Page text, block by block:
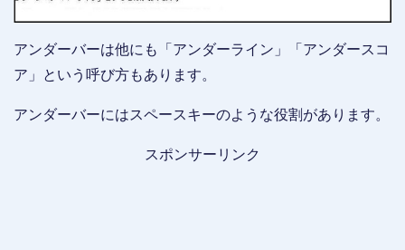
アンダーバーは他にも「アンダーライン」「アンダースコ
ア」という呼び方もあります。
アンダーバーにはスペースキーのような役割があります。
スポンサーリンク